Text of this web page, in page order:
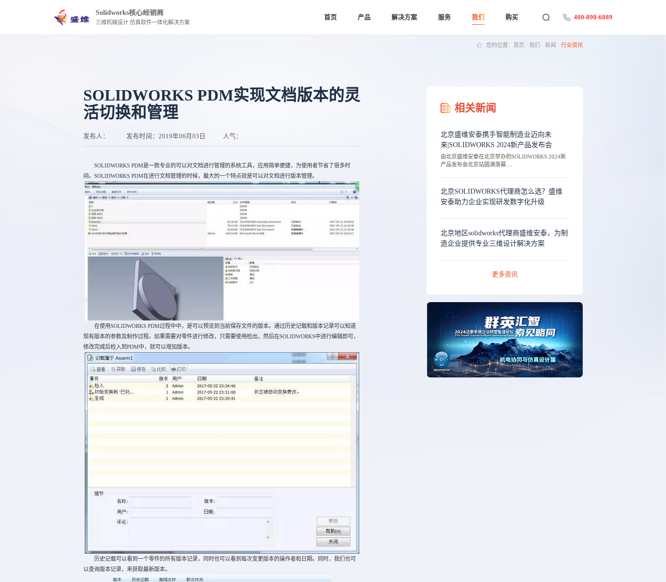
Solidworks核心经销商
三维机械设计 仿真软件一体化解决方案
首页 产品 解决方案 服务 我们 购买 400-898-6889
您的位置： 首页 · 我们 · 新闻 · 行业资讯
SOLIDWORKS PDM实现文档版本的灵
活切换和管理
发布人： 发布时间： 2019年06月03日 人气：
SOLIDWORKS PDM是一款专业的可以对文档进行管理的系统工具，应用简单便捷，为使用者节省了很多时
间。SOLIDWORKS PDM在进行文档管理的时候，最大的一个特点就是可以对文档进行版本管理。
在使用SOLIDWORKS PDM过程中中，是可以预览到当前保存文件的版本。通过历史记载和版本记录可以知道
现有版本的参数及制作过程。如果需要对零件进行修改，只需要使用检出，然后在SOLIDWORKS中进行编辑即可，
修改完成后检入到PDM中，就可以增加版本。
历史记载可以看到一个零件的所有版本记录，同时也可以看到每次变更版本的操作者和日期。同时，我们也可
以查询版本记录，来获取最新版本。
相关新闻
北京盛维安泰携手智能制造业迈向未
来|SOLIDWORKS 2024新产品发布会
由北京盛维安泰在北京举办的SOLIDWORKS 2024新
产品发布会北京站圆满落幕....
北京SOLIDWORKS代理商怎么选？盛维
安泰助力企业实现研发数字化升级
北京地区solidworks代理商盛维安泰，为制
造企业提供专业三维设计解决方案
更多资讯